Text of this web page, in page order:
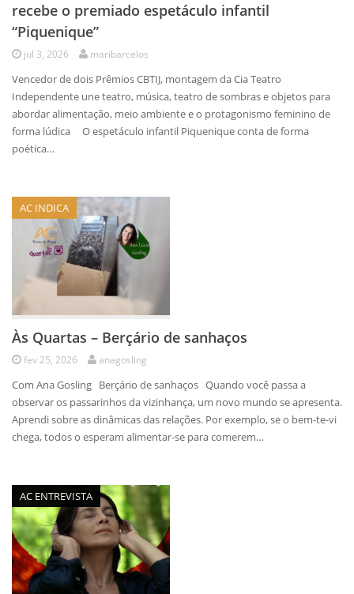
recebe o premiado espetáculo infantil
“Piquenique”
jul 3, 2026 maribarcelos
Vencedor de dois Prêmios CBTIJ, montagem da Cia Teatro
Independente une teatro, música, teatro de sombras e objetos para
abordar alimentação, meio ambiente e o protagonismo feminino de
forma lúdica O espetáculo infantil Piquenique conta de forma
poética…
AC INDICA
Às Quartas – Berçário de sanhaços
fev 25, 2026 anagosling
Com Ana Gosling Berçário de sanhaços Quando você passa a
observar os passarinhos da vizinhança, um novo mundo se apresenta.
Aprendi sobre as dinâmicas das relações. Por exemplo, se o bem-te-vi
chega, todos o esperam alimentar-se para comerem…
AC ENTREVISTA